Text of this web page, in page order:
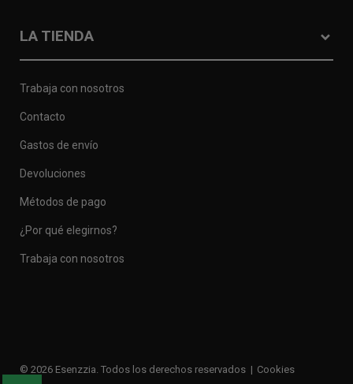
LA TIENDA
Trabaja con nosotros
Contacto
Gastos de envío
Devoluciones
Métodos de pago
¿Por qué elegirnos?
Trabaja con nosotros
© 2026 Esenzzia. Todos los derechos reservados
Cookies